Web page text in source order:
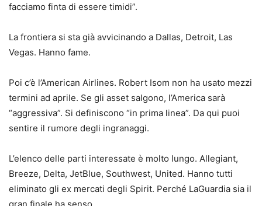
facciamo finta di essere timidi”.
La frontiera si sta già avvicinando a Dallas, Detroit, Las
Vegas. Hanno fame.
Poi c’è l’American Airlines. Robert Isom non ha usato mezzi
termini ad aprile. Se gli asset salgono, l’America sarà
“aggressiva”. Si definiscono “in prima linea”. Da qui puoi
sentire il rumore degli ingranaggi.
L’elenco delle parti interessate è molto lungo. Allegiant,
Breeze, Delta, JetBlue, Southwest, United. Hanno tutti
eliminato gli ex mercati degli Spirit. Perché LaGuardia sia il
gran finale ha senso.